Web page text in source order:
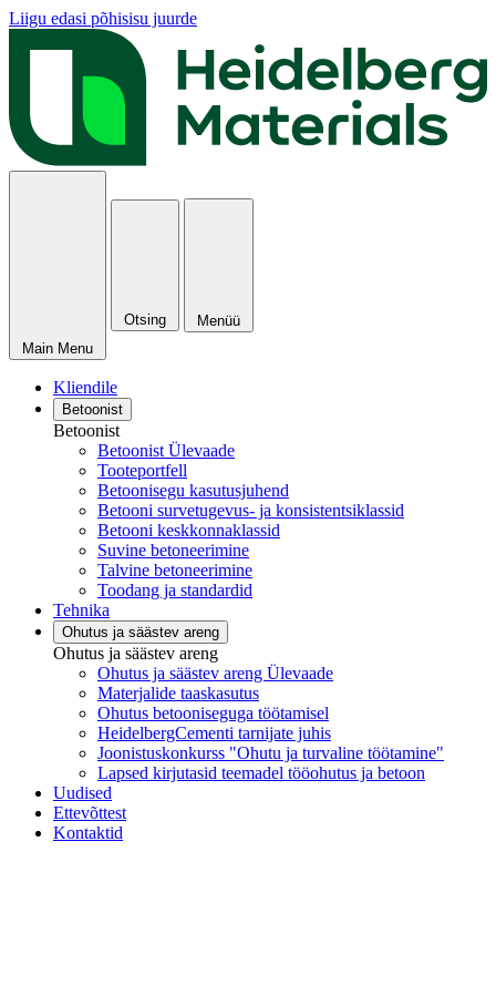
Liigu edasi põhisisu juurde
Main Menu
Otsing Menüü
Kliendile
Betoonist
Betoonist
Betoonist Ülevaade
Tooteportfell
Betoonisegu kasutusjuhend
Betooni survetugevus- ja konsistentsiklassid
Betooni keskkonnaklassid
Suvine betoneerimine
Talvine betoneerimine
Toodang ja standardid
Tehnika
Ohutus ja säästev areng
Ohutus ja säästev areng
Ohutus ja säästev areng Ülevaade
Materjalide taaskasutus
Ohutus betooniseguga töötamisel
HeidelbergCementi tarnijate juhis
Joonistuskonkurss "Ohutu ja turvaline töötamine"
Lapsed kirjutasid teemadel tööohutus ja betoon
Uudised
Ettevõttest
Kontaktid